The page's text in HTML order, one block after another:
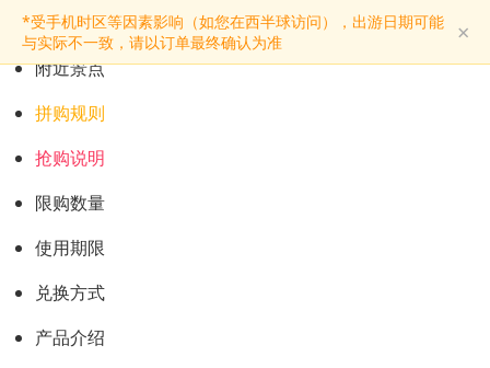
*受手机时区等因素影响（如您在西半球访问），出游日期可能
与实际不一致，请以订单最终确认为准
×
预订购票
景点介绍
附近景点
拼购规则
抢购说明
限购数量
使用期限
兑换方式
产品介绍